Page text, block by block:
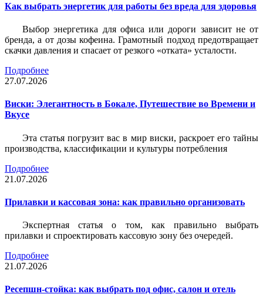
Как выбрать энергетик для работы без вреда для здоровья
Выбор энергетика для офиса или дороги зависит не от
бренда, а от дозы кофеина. Грамотный подход предотвращает
скачки давления и спасает от резкого «отката» усталости.
Подробнее
27.07.2026
Виски: Элегантность в Бокале, Путешествие во Времени и
Вкусе
Эта статья погрузит вас в мир виски, раскроет его тайны
производства, классификации и культуры потребления
Подробнее
21.07.2026
Прилавки и кассовая зона: как правильно организовать
Экспертная статья о том, как правильно выбрать
прилавки и спроектировать кассовую зону без очередей.
Подробнее
21.07.2026
Ресепшн-стойка: как выбрать под офис, салон и отель